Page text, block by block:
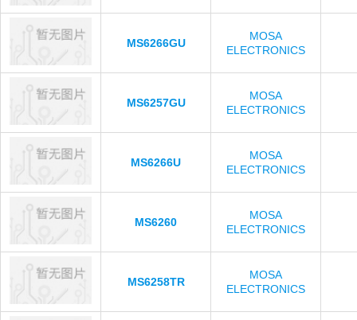
MS6266GU
MOSA
ELECTRONICS
MS6257GU
MOSA
ELECTRONICS
MS6266U
MOSA
ELECTRONICS
MS6260
MOSA
ELECTRONICS
MS6258TR
MOSA
ELECTRONICS